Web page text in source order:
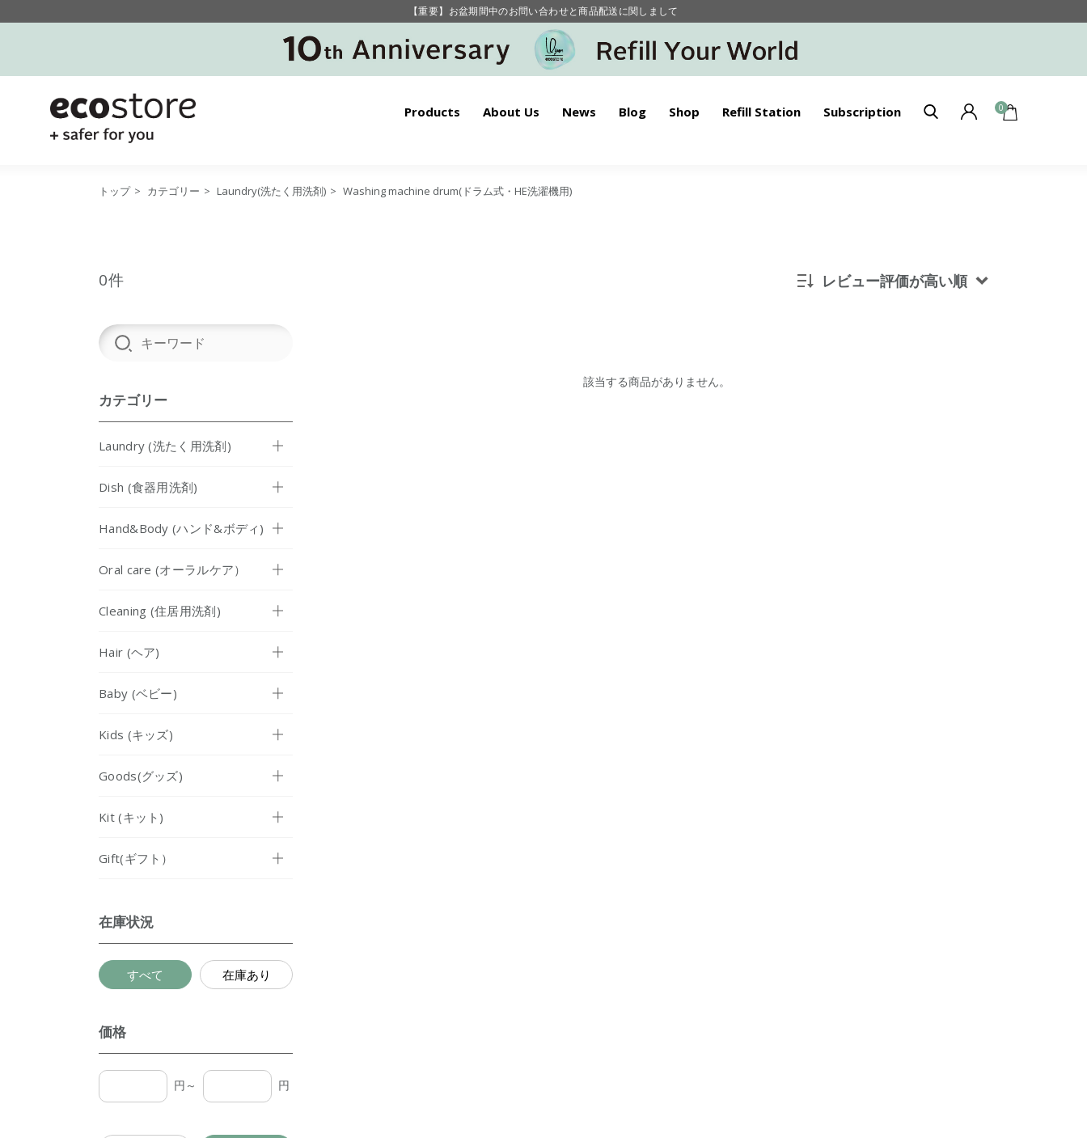
【重要】お盆期間中のお問い合わせと商品配送に関しまして
毎月お得にポイントが貯まる！ “月のポイントアップデー”
Products About Us News Blog Shop Refill Station Subscription 0
トップ > カテゴリー > Laundry(洗たく用洗剤) > Washing machine drum(ドラム式・HE洗濯機用)
0件 レビュー評価が高い順
カテゴリー
Laundry (洗たく用洗剤)
Dish (食器用洗剤)
Hand&Body (ハンド&ボディ)
Oral care (オーラルケア）
Cleaning (住居用洗剤)
Hair (ヘア)
Baby (ベビー)
Kids (キッズ)
Goods(グッズ)
Kit (キット)
Gift(ギフト）
在庫状況
すべて 在庫あり
価格
円～ 円
該当する商品がありません。